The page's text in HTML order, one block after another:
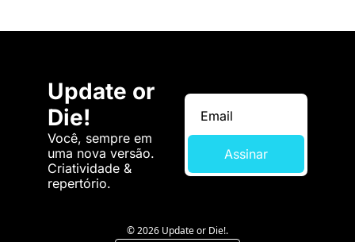
Update or
Die!
Você, sempre em
uma nova versão.
Criatividade &
repertório.
Assinar
© 2026 Update or Die!.